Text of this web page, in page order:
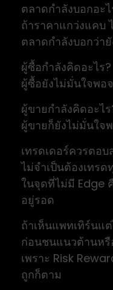
ตลาดกำลังบอกอะไ
ถ้าราคาแกว่งแคบ
ตลาดกำลังบอกว่า
ผู้ซื้อกำลังคิดอะไร?
ผู้ซื้อยังไม่มั่นใจพอ
ผู้ขายกำลังคิดอะไร
ผู้ขายก็ยังไม่มั่นใจ
เทรดเดอร์ควรตอบ
ไม่จำเป็นต้องเทรด
ในจุดที่ไม่มี Edge
อยู่รอด
ถ้าเห็นแพทเทิร์นแ
ก่อนชนแนวต้านห
เพราะ Risk
ถูกก็ตาม